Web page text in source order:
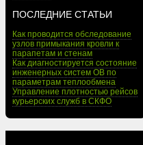
ПОСЛЕДНИЕ СТАТЬИ
Как проводится обследование
узлов примыкания кровли к
парапетам и стенам
Как диагностируется состояние
инженерных систем ОВ по
параметрам теплообмена
Управление плотностью рейсов
курьерских служб в СКФО